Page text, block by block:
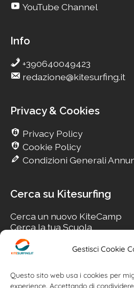
Gestisci Cookie
Questo sito web usa i cookies per
experience. Accettando di
YouTube Channel
Info
+390640049423
redazione@kitesurfing.it
Privacy & Cookies
Privacy Policy
Cookie Policy
Condizioni Generali
Cerca su Kitesurfing
Cerca un nuovo KiteCamp
Cerca la tua Scuola
Cerca il tuo KiteSpot
Cerca Accommodation
Cerca il tuo Usato